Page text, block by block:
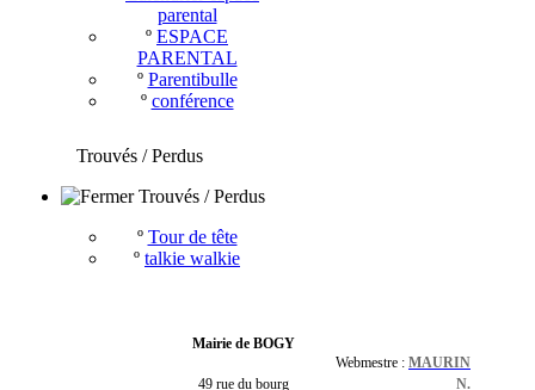
parental
º ESPACE
PARENTAL
º Parentibulle
º conférence
Trouvés / Perdus
Trouvés / Perdus
º Tour de tête
º talkie walkie
Mairie de BOGY
49 rue du bourg
Webmestre : MAURIN
N.